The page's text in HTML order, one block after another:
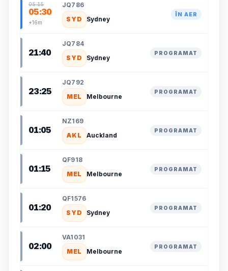
05:15
05:30
+16m
JQ786
SYD
Sydney
ÎN AER
21:40
JQ784
SYD
Sydney
PROGRAMAT
23:25
JQ792
MEL
Melbourne
PROGRAMAT
01:05
NZ169
AKL
Auckland
PROGRAMAT
01:15
QF918
MEL
Melbourne
PROGRAMAT
01:20
QF1576
SYD
Sydney
PROGRAMAT
02:00
VA1031
MEL
Melbourne
PROGRAMAT